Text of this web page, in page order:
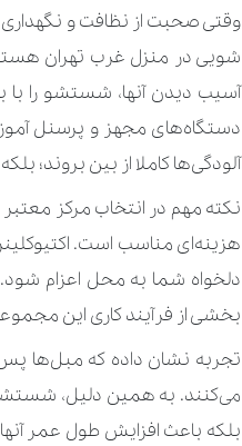
وقتی صحبت از نظافت و
شویی در منزل غرب تهران
آسیب دیدن آنها، شستشو را با
دستگاه‌های مجهز و پرسنل
آلودگی‌ها کاملا از بین بروند؛
نکته مهم در انتخاب مرکز معتبر
هزینه‌ای مناسب است.
دلخواه شما به محل اعزام
بخشی از فرآیند کاری این
تجربه نشان داده که مبل‌ها پس
می‌کنند. به همین دلیل،
بلکه باعث افزایش طول عمر